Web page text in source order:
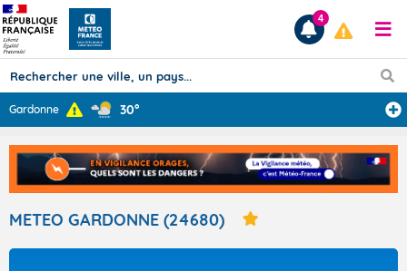
Prévisions
TOUS LES RÉSULTATS
Articles
4
Gardonne 30°
METEO GARDONNE (24680)